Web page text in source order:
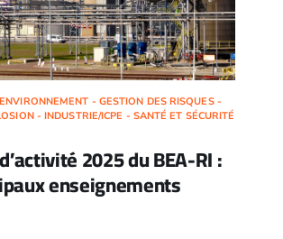
- GESTION DES RISQUES -
- INDUSTRIE/ICPE - SANTÉ ET SÉCURITÉ
2025 du BEA-RI :
enseignements